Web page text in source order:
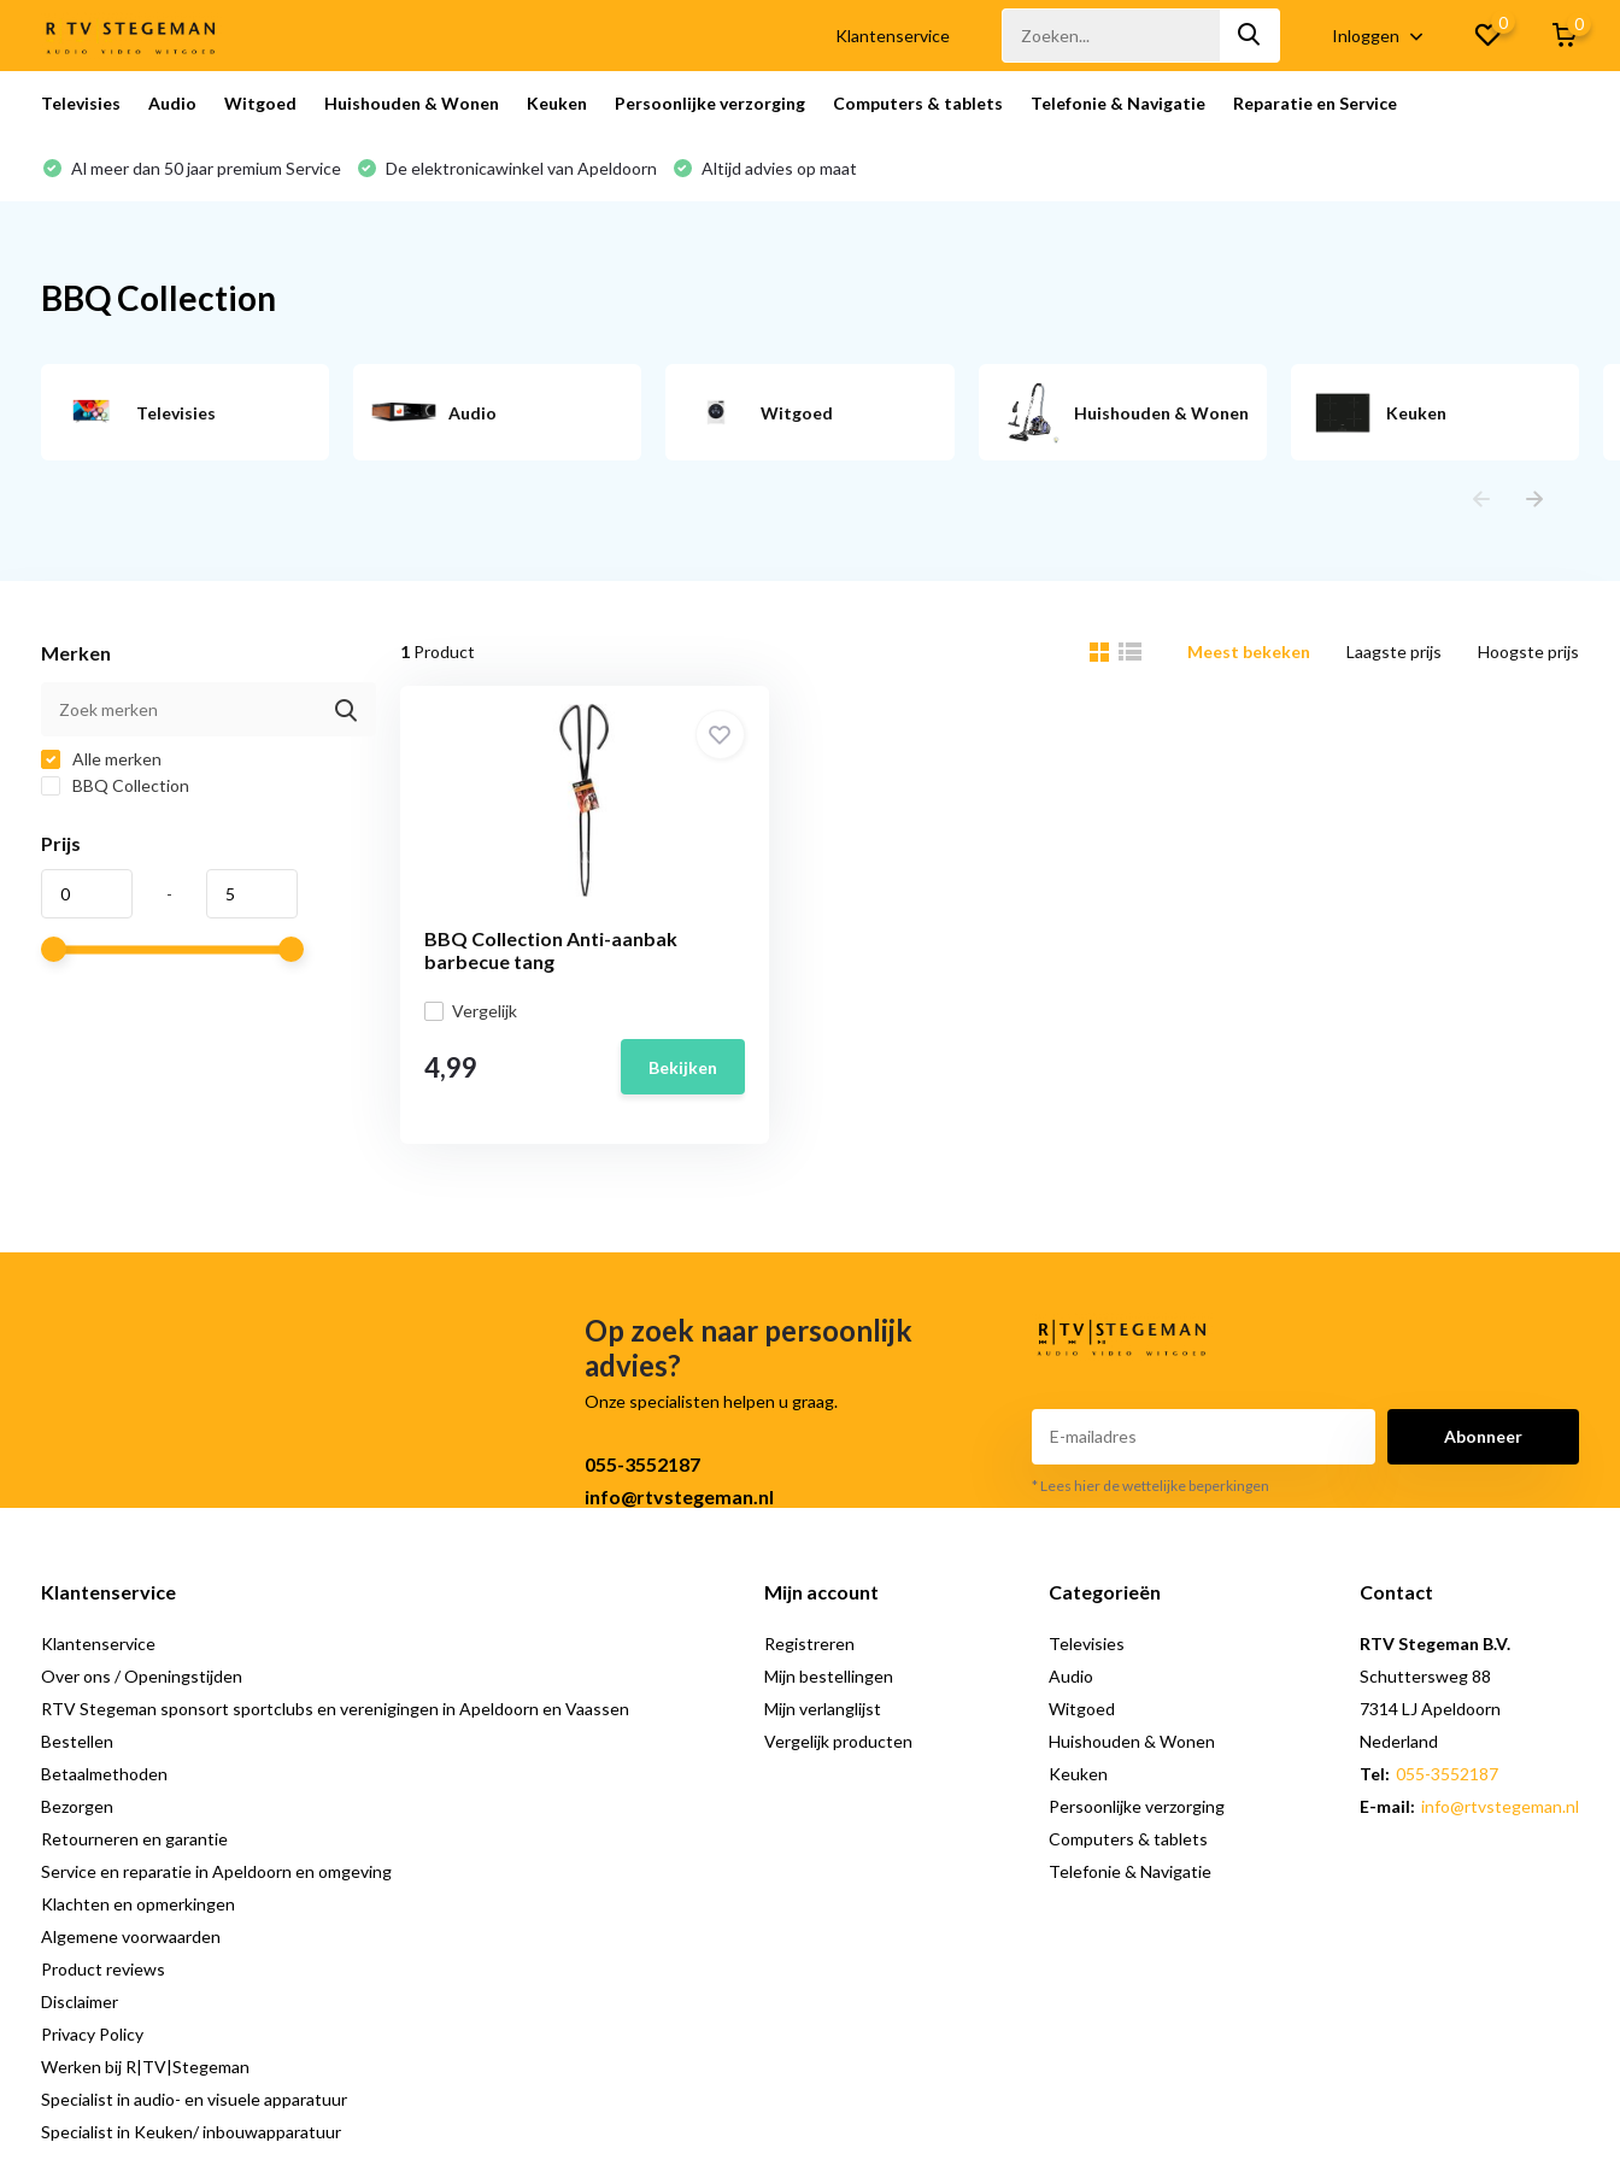
Klantenservice Inloggen
0 0
Televisies Audio Witgoed Huishouden & Wonen Keuken Persoonlijke verzorging Computers & tablets Telefonie & Navigatie Reparatie en Service
Al meer dan 50 jaar premium Service De elektronicawinkel van Apeldoorn Altijd advies op maat
BBQ Collection
Televisies Audio Witgoed Huishouden & Wonen Keuken
Merken
Alle merken
BBQ Collection
Prijs
-
1Product Meest bekeken Laagste prijs Hoogste prijs
BBQ Collection Anti-aanbak
barbecue tang
Vergelijk
4,99 Bekijken
Op zoek naar persoonlijk
advies?
Onze specialisten helpen u graag.
055-3552187
info@rtvstegeman.nl
Abonneer
* Lees hier de wettelijke beperkingen
Klantenservice
Klantenservice
Over ons / Openingstijden
RTV Stegeman sponsort sportclubs en verenigingen in Apeldoorn en Vaassen
Bestellen
Betaalmethoden
Bezorgen
Retourneren en garantie
Service en reparatie in Apeldoorn en omgeving
Klachten en opmerkingen
Algemene voorwaarden
Product reviews
Disclaimer
Privacy Policy
Werken bij R|TV|Stegeman
Specialist in audio- en visuele apparatuur
Specialist in Keuken/ inbouwapparatuur
Mijn account
Registreren
Mijn bestellingen
Mijn verlanglijst
Vergelijk producten
Categorieën
Televisies
Audio
Witgoed
Huishouden & Wonen
Keuken
Persoonlijke verzorging
Computers & tablets
Telefonie & Navigatie
Contact
RTV Stegeman B.V.
Schuttersweg 88
7314 LJ Apeldoorn
Nederland
Tel: 055-3552187
E-mail: info@rtvstegeman.nl